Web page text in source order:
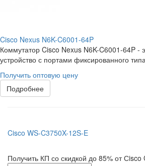
Cisco Nexus N6K-C6001-64P
Коммутатор Cisco Nexus N6K-C6001-64P -
устройство с портами фиксированного
Получить оптовую цену
Подробнее
Cisco WS-C3750X-12S-E
Получить КП со скидкой до 85% от Сisco